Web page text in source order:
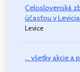
Celoslovenská
účasťou v
Levice
... všetky akcie a